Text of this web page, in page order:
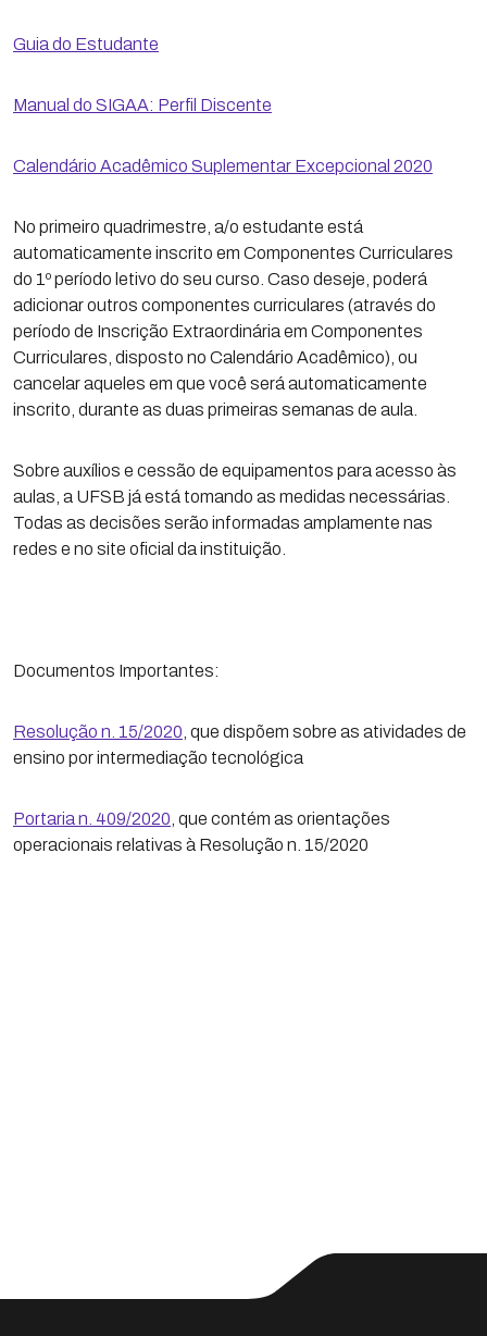
Guia do Estudante
Manual do SIGAA: Perfil Discente
Calendário Acadêmico Suplementar Excepcional 2020
No primeiro quadrimestre, a/o estudante está
automaticamente inscrito em Componentes Curriculares
do 1º período letivo do seu curso. Caso deseje, poderá
adicionar outros componentes curriculares (através do
período de Inscrição Extraordinária em Componentes
Curriculares, disposto no Calendário Acadêmico), ou
cancelar aqueles em que você será automaticamente
inscrito, durante as duas primeiras semanas de aula.
Sobre auxílios e cessão de equipamentos para acesso às
aulas, a UFSB já está tomando as medidas necessárias.
Todas as decisões serão informadas amplamente nas
redes e no site oficial da instituição.
Documentos Importantes:
Resolução n. 15/2020 , que dispõem sobre as atividades de
ensino por intermediação tecnológica
Portaria n. 409/2020 , que contém as orientações
operacionais relativas à Resolução n. 15/2020